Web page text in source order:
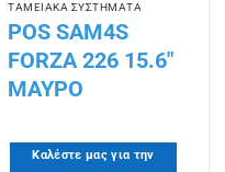
ΤΑΜΕΙΑΚΑ ΣΥΣΤΗΜΑΤΑ
POS SAM4S
FORZA 226 15.6″
ΜΑΥΡΟ
Καλέστε μας για την